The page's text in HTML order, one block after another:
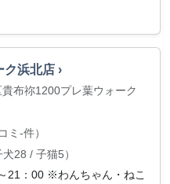
浜北店 ›
布祢1200プレ葉ウォーク
ミ-件）
28 / 子猫5）
21：00 ※わんちゃん・ねこ